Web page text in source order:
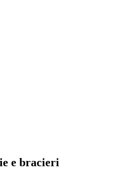
e bracieri